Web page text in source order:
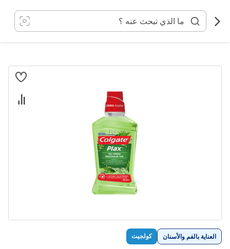
المحتوى
العناية بالفم والأسنان كولجيت
انتقل
تخطي
إلى